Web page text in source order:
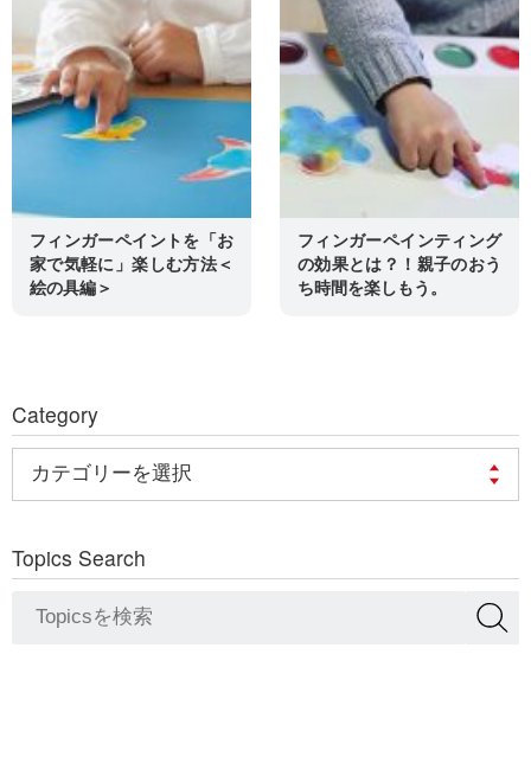
フィンガーペイントを「お
家で気軽に」楽しむ方法＜
絵の具編＞
フィンガーペインティング
の効果とは？！親子のおう
ち時間を楽しもう。
Category
Topics Search